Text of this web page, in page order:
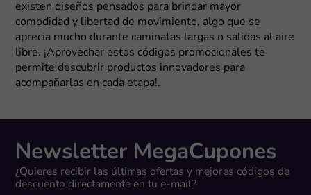
existen diseños pensados para brindar mayor
comodidad y libertad de movimiento, algo que se
aprecia mucho durante caminatas largas o salidas al aire
libre. ¡Aprovechar estos códigos promocionales te
permite descubrir productos innovadores para
acompañarlas en cada etapa!.
Newsletter MegaCupones
¿Quieres recibir las últimas ofertas y mejores códigos de
descuento directamente en tu e-mail?